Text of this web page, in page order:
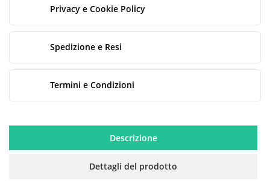
Privacy e Cookie Policy
Spedizione e Resi
Termini e Condizioni
Descrizione
Dettagli del prodotto
CREA LISTA DEI DESIDERI